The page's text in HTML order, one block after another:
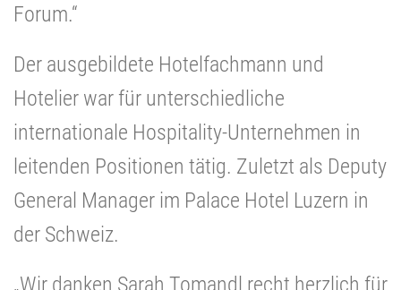
Forum.“
Der ausgebildete Hotelfachmann und
Hotelier war für unterschiedliche
internationale Hospitality-Unternehmen in
leitenden Positionen tätig. Zuletzt als Deputy
General Manager im Palace Hotel Luzern in
der Schweiz.
„Wir danken Sarah Tomandl recht herzlich für